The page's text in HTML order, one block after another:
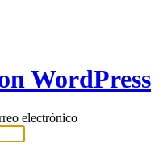
WordPress
electrónico